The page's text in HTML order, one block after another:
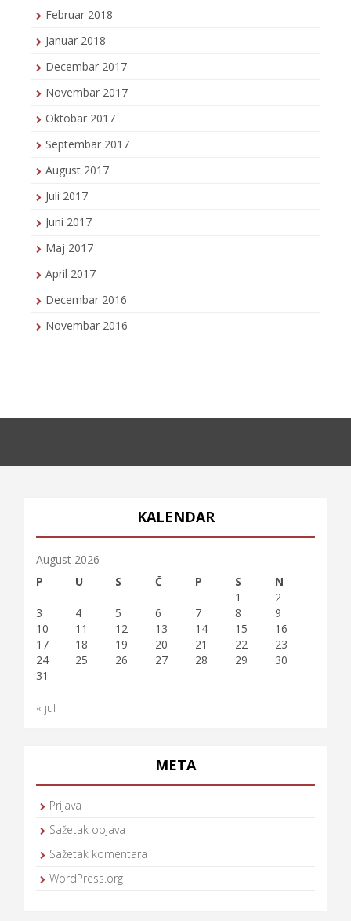
Februar 2018
Januar 2018
Decembar 2017
Novembar 2017
Oktobar 2017
Septembar 2017
August 2017
Juli 2017
Juni 2017
Maj 2017
April 2017
Decembar 2016
Novembar 2016
KALENDAR
August 2026
P
U S Č P S
N
1
2
3
4 5 6 7 8
9
10
11 12 13 14 15
16
17
18 19 20 21 22
23
24
25 26 27 28 29
30
31
« jul
META
Prijava
Sažetak objava
Sažetak komentara
WordPress.org